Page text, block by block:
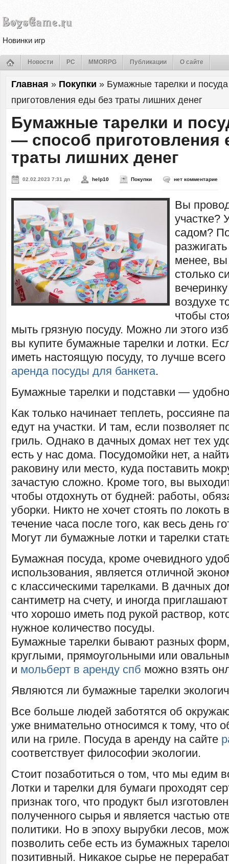
Новинки игр
Новости PC MMORPG Публикации О сайте
Главная » Покупки » Бумажные тарелки и
приготовления еды без траты лишних денег
Бумажные тарелки и
— способ приготовления
траты лишних денег
02.02.2023 7:31 дп help10 Покупки нет комментарие
Вы
участке?
садом?
менее, вы
столько
воздухе
чтобы
мыть грязную посуду. Можно ли этого
вы купите бумажные тарелки и лотки.
иметь настоящую посуду, то лучше
аренда посуды для банкета.
Бумажные тарелки и подставки —
Как только начинает теплеть, россияне
едут на участки. И там, если позволяет
гриль. Однако в дачных домах нет тех
есть у нас дома. Посудомойки нет, а
раковину или место, куда поставить
зачастую сложно. Кроме того, вы
чтобы отдохнуть от будней: работы,
уборки. Никто не хочет стоять по локоть
течение часа после того, как весь день
Могут ли бумажные лотки и тарелки
Бумажная посуда, кроме очевидного
использования, является отличной
с классическими тарелками. В дачных
сантиметр на счету, и иногда
что хорошо иметь под рукой раствор,
нужное количество посуды.
Бумажные тарелки бывают разных
круглыми, прямоугольными или
и мольберт в аренду спб можно взять
Являются ли бумажные тарелки
Все больше людей заботятся об
уже внимательно относимся к тому, что
или на гриле. Посуда в аренду на сайте
соответствует философии экологии.
Стоит позаботиться о том, что мы едим
Лотки и тарелки для бумаги проходят
признак того, что продукт был
полученного сырья и является частью
политики. Но в эпоху вырубки лесов,
позволить себе есть из бумажных
позитивный. Никакое сырье не